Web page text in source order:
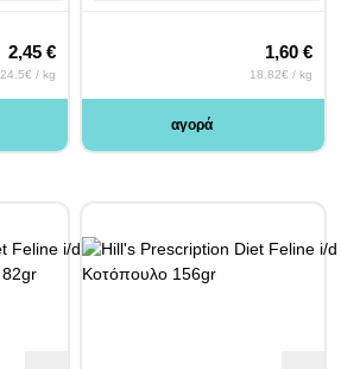
2,45 €
24.5€ / kg
1,60 €
18.82€ / kg
αγορά